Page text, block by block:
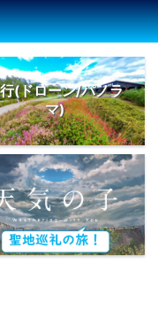
(ドローン/パノラ
マ)